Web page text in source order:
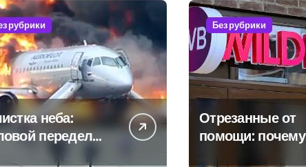
рубрики
неба:
передел
Без рубрики
Отрезанные от
помощи: почему